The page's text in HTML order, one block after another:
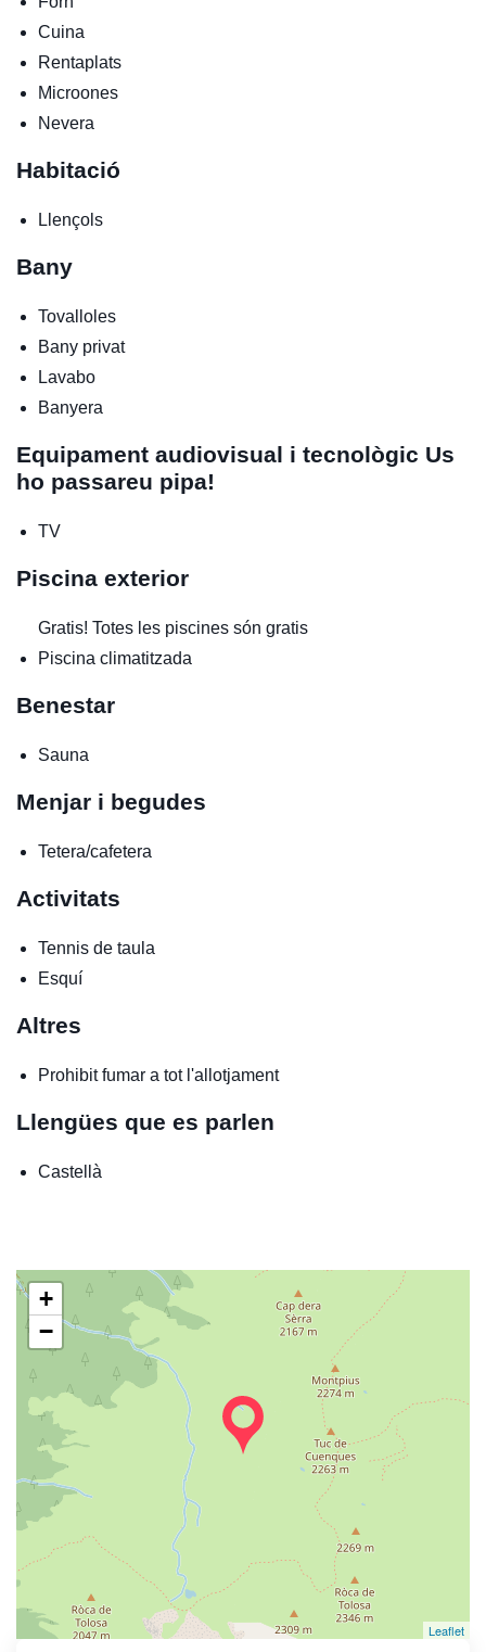
Cuina
Rentaplats
Microones
Nevera
Habitació
Llençols
Bany
Tovalloles
Bany privat
Lavabo
Banyera
Equipament audiovisual i tecnològic Us
ho passareu pipa!
TV
Piscina exterior
Gratis! Totes les piscines són gratis
Piscina climatitzada
Benestar
Sauna
Menjar i begudes
Tetera/cafetera
Activitats
Tennis de taula
Esquí
Altres
Prohibit fumar a tot l'allotjament
Llengües que es parlen
Castellà
+
−
Leaflet